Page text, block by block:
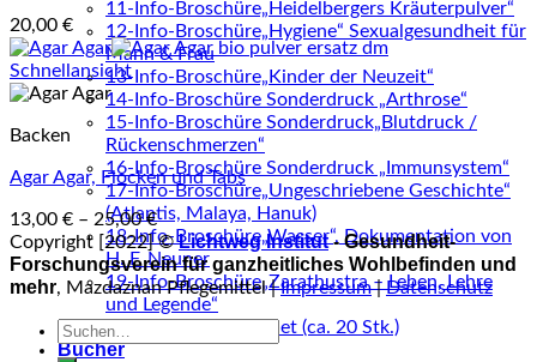
11-Info-Broschüre„Heidelbergers Kräuterpulver“
12-Info-Broschüre„Hygiene“ Sexualgesundheit für
Mann & Frau
13-Info-Broschüre„Kinder der Neuzeit“
14-Info-Broschüre Sonderdruck „Arthrose“
15-Info-Broschüre Sonderdruck„Blutdruck /
Rückenschmerzen“
16-Info-Broschüre Sonderdruck „Immunsystem“
17-Info-Broschüre„Ungeschriebene Geschichte“
(Atlantis, Malaya, Hanuk)
18-Info-Broschüre„Wasser“, Dokumentation von
H. F. Neuner
19-Info-Broschüre„Zarathustra – Leben, Lehre
und Legende“
Alle Broschüren im Set (ca. 20 Stk.)
Bücher
20,00 €
Schnellansicht
Backen
Agar Agar, Flocken und Tabs
13,00 € – 25,00€
Copyright [2022] ©Lichtweg Institut- Gesundheit-
Forschungsverein für ganzheitliches Wohlbefinden und
mehr, Mazdaznan Pflegemittel |Impressum|Datenschutz
Suche
nach: